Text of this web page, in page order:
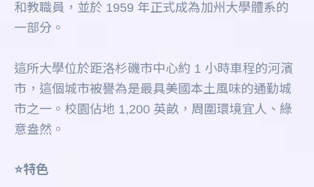
和教職員，並於 1959 年正式成為加州大學體系的
一部分。
這所大學位於距洛杉磯市中心約 1 小時車程的河濱
市，這個城市被譽為是最具美國本土風味的通勤城
市之一。校園佔地 1,200 英畝，周圍環境宜人、綠
意盎然。
⭐️特色